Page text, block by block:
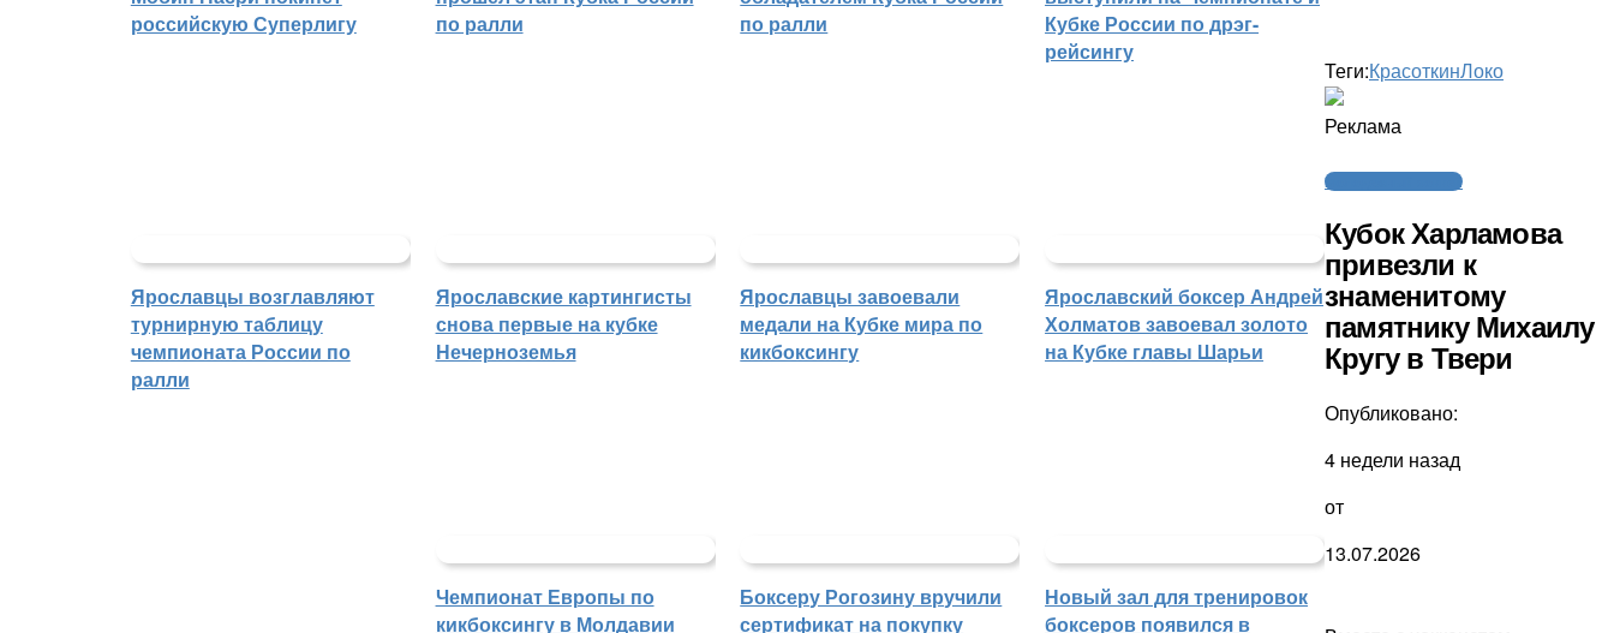
российскую Суперлигу
по ралли
по ралли
Кубке России по дрэг-
рейсингу
Ярославцы возглавляют
турнирную таблицу
чемпионата России по
ралли
Ярославские картингисты
снова первые на кубке
Нечерноземья
Ярославцы завоевали
медали на Кубке мира по
кикбоксингу
Ярославский боксер Андрей
Холматов завоевал золото
на Кубке главы Шарьи
Чемпионат Европы по
кикбоксингу в Молдавии
Боксеру Рогозину вручили
сертификат на покупку
Новый зал для тренировок
боксеров появился в
Теги:КрасоткинЛоко
Реклама
Молодежный хоккей
Кубок Харламова
привезли к
знаменитому
памятнику Михаилу
Кругу в Твери
Опубликовано:
4 недели назад
от
13.07.2026